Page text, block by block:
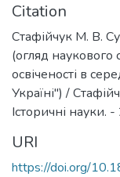
Citation
Стафійчук М. В.
(огляд наукового
освіченості в
Україні") /
Історичні
URI
https://doi.org/